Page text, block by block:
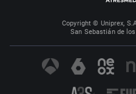
Copyright © Uniprex,
San Sebastián de